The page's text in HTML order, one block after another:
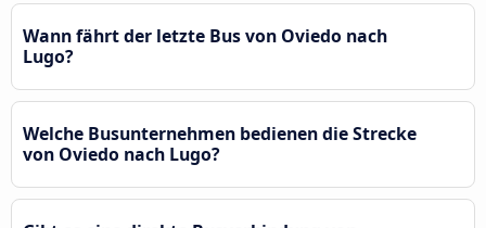
Wann fährt der letzte Bus von Oviedo nach
Lugo?
Welche Busunternehmen bedienen die Strecke
von Oviedo nach Lugo?